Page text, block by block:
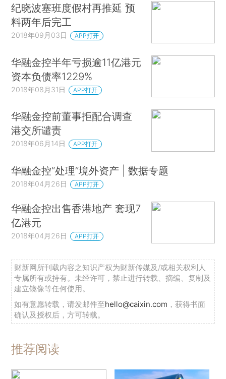
纪晓波塞班度假村再推延 预
料两年后完工
2018年09月03日 APP打开
华融金控半年亏损逾11亿港元
资本负债率1229%
2018年08月31日 APP打开
华融金控前董事拒配合调查
港交所谴责
2018年06月14日 APP打开
华融金控“处理”境外资产 | 数据专题
2018年04月26日 APP打开
华融金控出售香港地产 套现7
亿港元
2018年04月26日 APP打开
财新网所刊载内容之知识产权为财新传媒及/或相关权利人
专属所有或持有。未经许可，禁止进行转载、摘编、复制及
建立镜像等任何使用。
如有意愿转载，请发邮件至hello@caixin.com ，获得书面
确认及授权后，方可转载。
推荐阅读